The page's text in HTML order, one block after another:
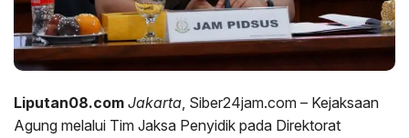
Liputan08.com Jakarta, Siber24jam.com – Kejaksaan
Agung melalui Tim Jaksa Penyidik pada Direktorat